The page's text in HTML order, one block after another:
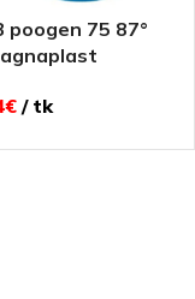
poogen 75 87°
€ tk